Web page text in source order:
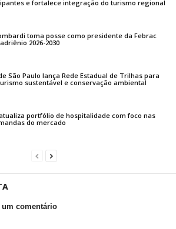
e fortalece integração do turismo regional
toma posse como presidente da Febrac
2026-2030
São Paulo lança Rede Estadual de Trilhas para
sustentável e conservação ambiental
atualiza portfólio de hospitalidade com foco nas
do mercado
um comentário